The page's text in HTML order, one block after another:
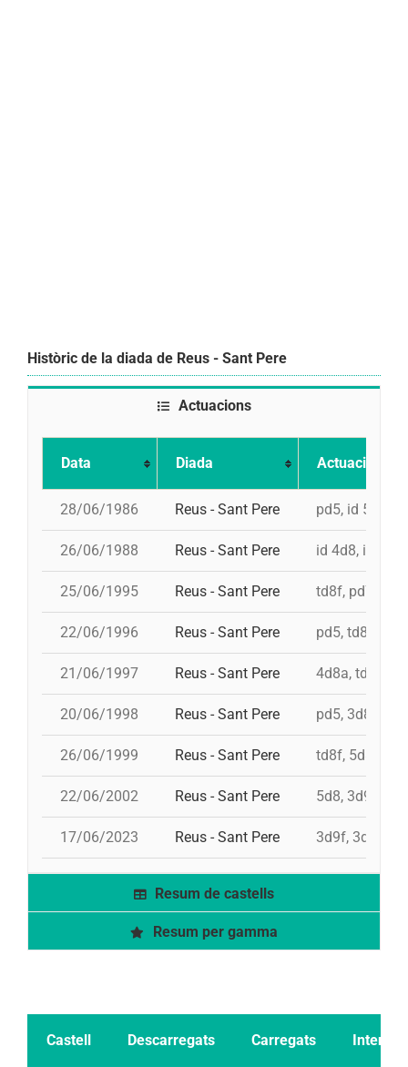
Històric de la diada de Reus - Sant Pere
Actuacions
Data Diada Actuació
28/06/1986 Reus - Sant Pere pd5, id 5d7,
26/06/1988 Reus - Sant Pere id 4d8, i 4d8,
25/06/1995 Reus - Sant Pere td8f, pd7fc, i
22/06/1996 Reus - Sant Pere pd5, td8f,
21/06/1997 Reus - Sant Pere 4d8a, td8f,
20/06/1998 Reus - Sant Pere pd5, 3d8,
26/06/1999 Reus - Sant Pere td8f, 5d8,
22/06/2002 Reus - Sant Pere 5d8, 3d9f,
17/06/2023 Reus - Sant Pere 3d9f, 3d8a,
Resum de castells
Resum per gamma
Castell Descarregats Carregats Intents